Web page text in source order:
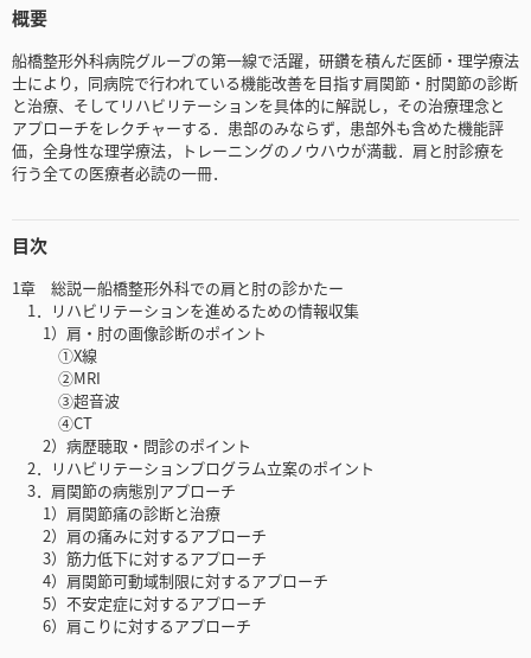
概要
船橋整形外科病院グループの第一線で活躍，研鑽を積んだ医師・理学療法
士により，同病院で行われている機能改善を目指す肩関節・肘関節の診断
と治療、そしてリハビリテーションを具体的に解説し，その治療理念と
アプローチをレクチャーする．患部のみならず，患部外も含めた機能評
価，全身性な理学療法，トレーニングのノウハウが満載．肩と肘診療を
行う全ての医療者必読の一冊．
目次
1章 総説ー船橋整形外科での肩と肘の診かたー
1．リハビリテーションを進めるための情報収集
1）肩・肘の画像診断のポイント
①X線
②MRI
③超音波
④CT
2）病歴聴取・問診のポイント
2．リハビリテーションプログラム立案のポイント
3．肩関節の病態別アプローチ
1）肩関節痛の診断と治療
2）肩の痛みに対するアプローチ
3）筋力低下に対するアプローチ
4）肩関節可動域制限に対するアプローチ
5）不安定症に対するアプローチ
6）肩こりに対するアプローチ